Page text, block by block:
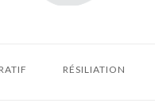
RÉSILIATION